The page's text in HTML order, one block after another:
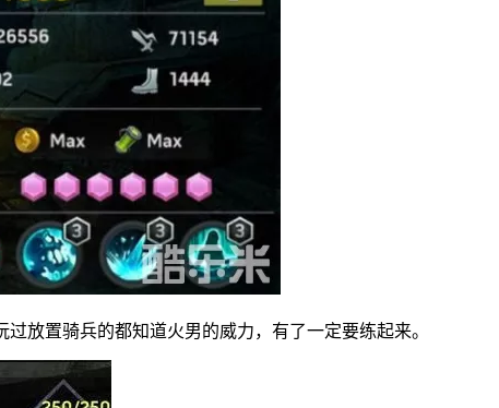
放置骑兵的都知道火男的威力，有了一定要练起来。